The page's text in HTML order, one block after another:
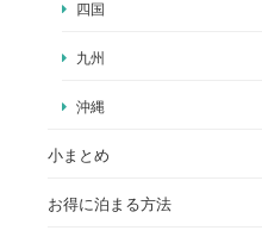
四国
九州
沖縄
小まとめ
お得に泊まる方法